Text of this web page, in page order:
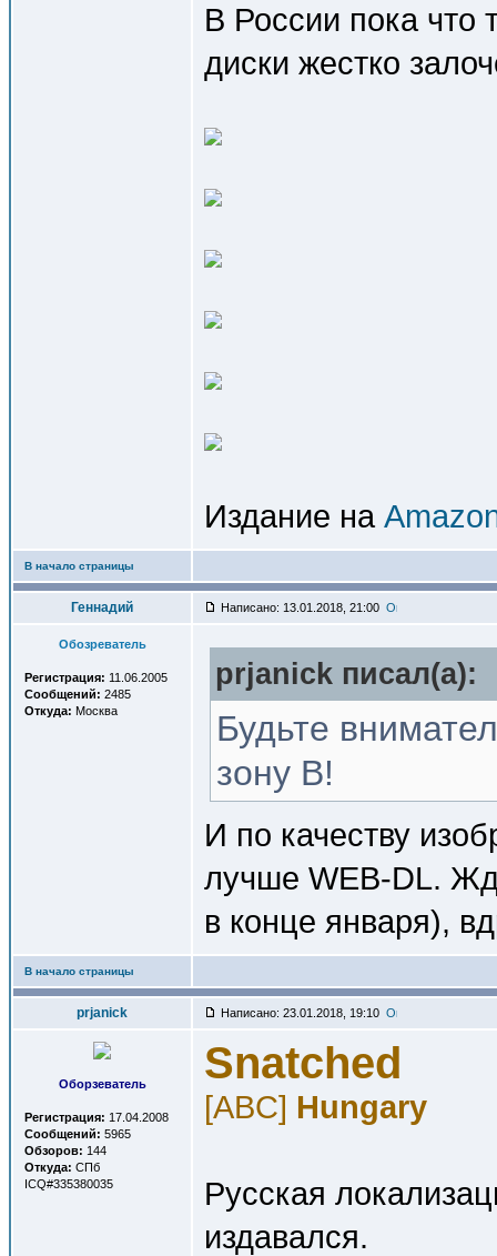
В России пока что
диски жестко
Издание на
В начало страницы
Геннадий Написано: 13.01.2018, 21:00
Обозреватель
Регистрация: 11.06.2005
Сообщений: 2485
Откуда: Москва
prjanick писал(a):
Будьте
зону B!
И по качеству
лучше WEB-DL.
в конце января),
В начало страницы
prjanick Написано: 23.01.2018, 19:10
Оборзеватель
Регистрация: 17.04.2008
Сообщений: 5965
Обзоров: 144
Откуда: СПб
ICQ#335380035
Snatched
[ABC] Hungary
Русская
издавался.